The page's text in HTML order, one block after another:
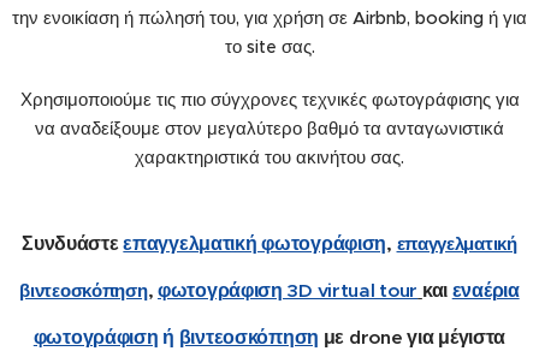
την ενοικίαση ή πώλησή του, για χρήση σε Airbnb, booking ή για
το site σας.
Χρησιμοποιούμε τις πιο σύγχρονες τεχνικές φωτογράφισης για
να αναδείξουμε στον μεγαλύτερο βαθμό τα ανταγωνιστικά
χαρακτηριστικά του ακινήτου σας.
Συνδυάστεεπαγγελματική φωτογράφιση, επαγγελματική
βιντεοσκόπηση, φωτογράφιση 3D virtual tour και εναέρια
φωτογράφιση ή βιντεοσκόπηση με droneγια μέγιστα